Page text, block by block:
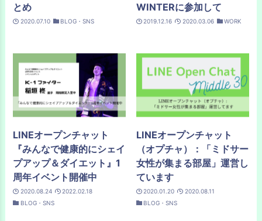
とめ
2020.07.10 BLOG・SNS
WINTERに参加して
2019.12.16 2020.03.06 WORK
LINEオープンチャット
『みんなで健康的にシェイ
プアップ＆ダイエット』1
周年イベント開催中
2020.08.24
2022.02.18
BLOG・SNS
LINEオープンチャット
（オプチャ）：「ミドサー
女性が集まる部屋」運営し
ています
2020.01.20
2020.08.11
BLOG・SNS